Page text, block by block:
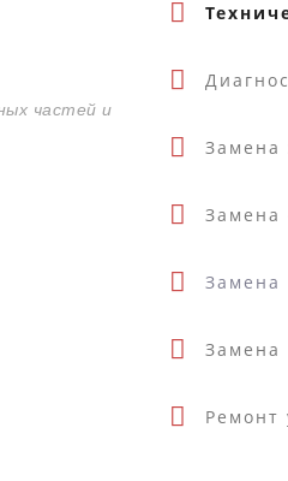
частей и
Замена
Замена
Замена
Замена
Ремонт